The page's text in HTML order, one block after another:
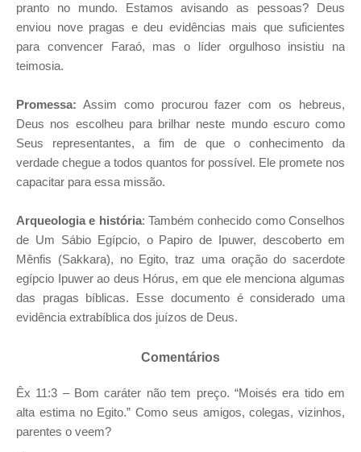
pranto no mundo. Estamos avisando as pessoas? Deus
enviou nove pragas e deu evidências mais que suficientes
para convencer Faraó, mas o líder orgulhoso insistiu na
teimosia.
Promessa: Assim como procurou fazer com os hebreus,
Deus nos escolheu para brilhar neste mundo escuro como
Seus representantes, a fim de que o conhecimento da
verdade chegue a todos quantos for possível. Ele promete nos
capacitar para essa missão.
Arqueologia e história: Também conhecido como Conselhos
de Um Sábio Egípcio, o Papiro de Ipuwer, descoberto em
Mênfis (Sakkara), no Egito, traz uma oração do sacerdote
egípcio Ipuwer ao deus Hórus, em que ele menciona algumas
das pragas bíblicas. Esse documento é considerado uma
evidência extrabíblica dos juízos de Deus.
Comentários
Êx 11:3 – Bom caráter não tem preço. “Moisés era tido em
alta estima no Egito.” Como seus amigos, colegas, vizinhos,
parentes o veem?